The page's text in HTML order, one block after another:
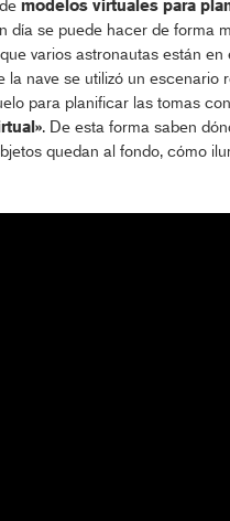
modelos virtuales para
día se puede hacer de forma
varios astronautas están en
la nave se utilizó un escenario
para planificar las tomas con
. De esta forma saben
quedan al fondo, cómo